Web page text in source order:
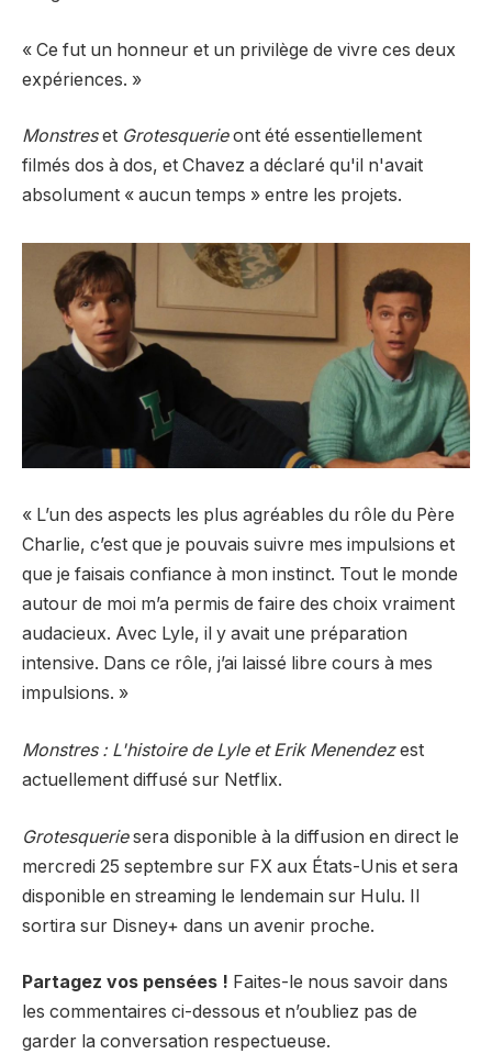
« Ce fut un honneur et un privilège de vivre ces deux
expériences. »
Monstreset Grotesquerieont été essentiellement
filmés dos à dos, et Chavez a déclaré qu'il n'avait
absolument « aucun temps » entre les projets.
« L’un des aspects les plus agréables du rôle du Père
Charlie, c’est que je pouvais suivre mes impulsions et
que je faisais confiance à mon instinct. Tout le monde
autour de moi m’a permis de faire des choix vraiment
audacieux. Avec Lyle, il y avait une préparation
intensive. Dans ce rôle, j’ai laissé libre cours à mes
impulsions. »
Monstres : L'histoire de Lyle et Erik Menendezest
actuellement diffusé sur Netflix.
Grotesqueriesera disponible à la diffusion en direct le
mercredi 25 septembre sur FX aux États-Unis et sera
disponible en streaming le lendemain sur Hulu. Il
sortira sur Disney+ dans un avenir proche.
Partagez vos pensées ! Faites-le nous savoir dans
les commentaires ci-dessous et n’oubliez pas de
garder la conversation respectueuse.